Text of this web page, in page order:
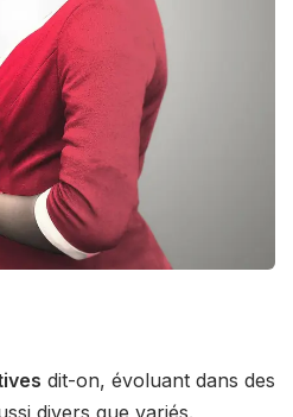
dit-on, évoluant dans des